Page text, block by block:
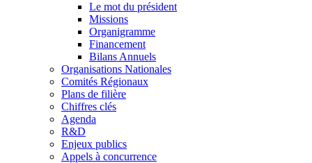
Le mot du président
Missions
Organigramme
Financement
Bilans Annuels
Organisations Nationales
Comités Régionaux
Plans de filière
Chiffres clés
Agenda
R&D
Enjeux publics
Appels à concurrence